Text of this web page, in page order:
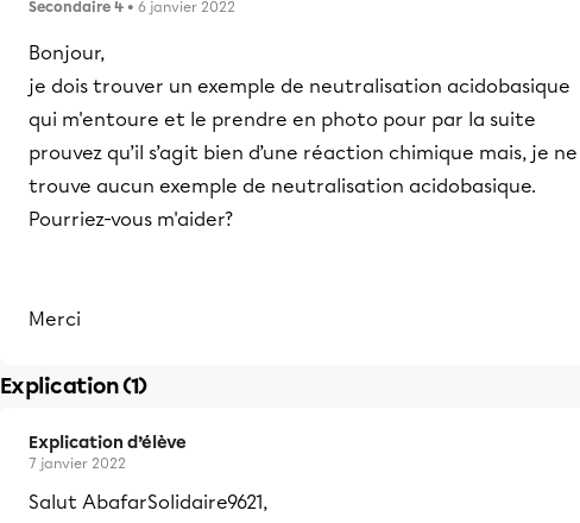
Secondaire 4 • 6 janvier 2022
Bonjour,
je dois trouver un exemple de neutralisation acidobasique
qui m'entoure et le prendre en photo pour par la suite
prouvez qu’il s’agit bien d’une réaction chimique mais, je ne
trouve aucun exemple de neutralisation acidobasique.
Pourriez-vous m'aider?
Merci
Explication (1)
Explication d’élève
7 janvier 2022
Salut AbafarSolidaire9621,